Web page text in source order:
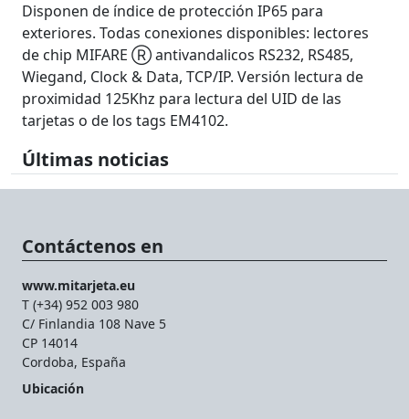
Disponen de índice de protección IP65 para
exteriores. Todas conexiones disponibles: lectores
de chip MIFARE Ⓡ antivandalicos RS232, RS485,
Wiegand, Clock & Data, TCP/IP. Versión lectura de
proximidad 125Khz para lectura del UID de las
tarjetas o de los tags EM4102.
Últimas noticias
Contáctenos en
www.mitarjeta.eu
T (+34) 952 003 980
C/ Finlandia 108 Nave 5
CP 14014
Cordoba, España
Ubicación